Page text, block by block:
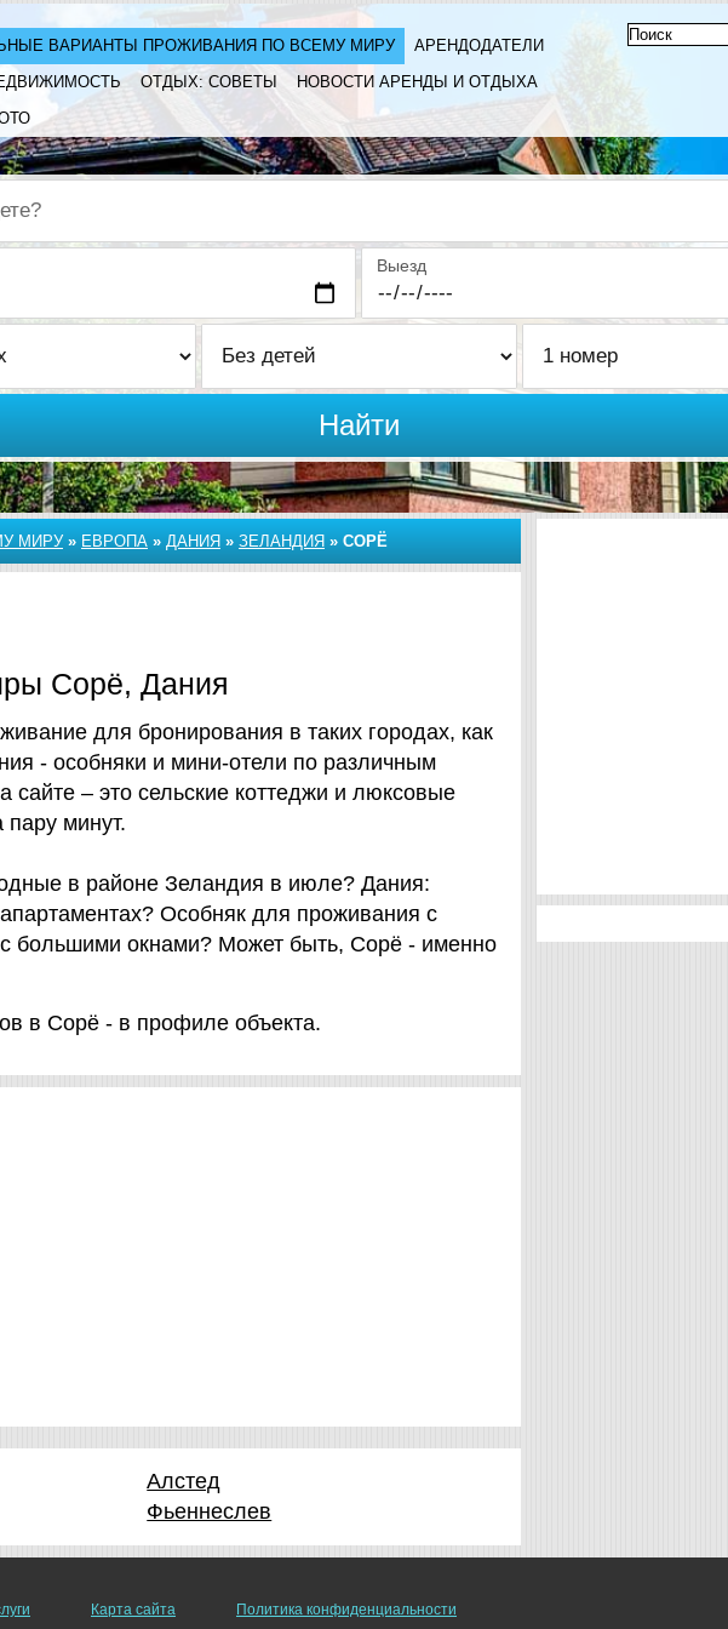
ВАРИАНТЫ ПРОЖИВАНИЯ ПО ВСЕМУ МИРУ
АРЕНДОДАТЕЛИ
ОТДЫХ: СОВЕТЫ
НОВОСТИ АРЕНДЫ И ОТДЫХА
Выезд
Найти
МИРУ» ЕВРОПА » ДАНИЯ » ЗЕЛАНДИЯ » СОРЁ
Сорё, Дания
для бронирования в таких городах, как
- особняки и мини-отели по различным
– это сельские коттеджи и люксовые
минут.
в районе Зеландия в июле? Дания:
Особняк для проживания с
большими окнами? Может быть, Сорё - именно
в Сорё - в профиле объекта.
Алстед
Фьеннеслев
Карта сайта Политика конфиденциальности